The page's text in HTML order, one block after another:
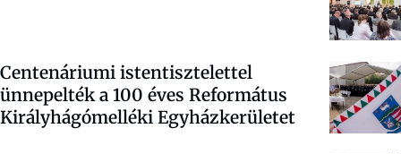
Centenáriumi istentisztelettel
ünnepelték a 100 éves Református
Királyhágómelléki Egyházkerületet